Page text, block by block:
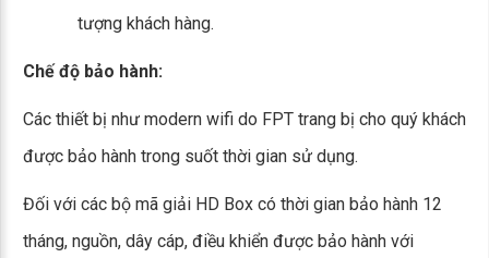
tượng khách hàng.
Chế độ bảo hành:
Các thiết bị như modern wifi do FPT trang bị cho quý khách
được bảo hành trong suốt thời gian sử dụng.
Đối với các bộ mã giải HD Box có thời gian bảo hành 12
tháng, nguồn, dây cáp, điều khiển được bảo hành với